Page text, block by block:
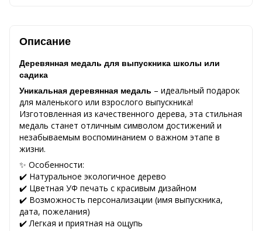
Описание
Деревянная медаль для выпускника школы или
садика
Уникальная деревянная медаль – идеальный подарок
для маленького или взрослого выпускника!
Изготовленная из качественного дерева, эта стильная
медаль станет отличным символом достижений и
незабываемым воспоминанием о важном этапе в
жизни.
✨ Особенности:
✔️ Натуральное экологичное дерево
✔️ Цветная УФ печать с красивым дизайном
✔️ Возможность персонализации (имя выпускника,
дата, пожелания)
✔️ Легкая и приятная на ощупь